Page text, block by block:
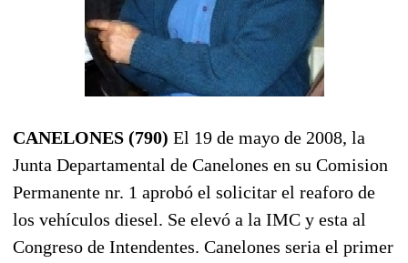
CANELONES (790) El 19 de mayo de 2008, la
Junta Departamental de Canelones en su Comision
Permanente nr. 1 aprobó el solicitar el reaforo de
los vehículos diesel. Se elevó a la IMC y esta al
Congreso de Intendentes. Canelones seria el primer